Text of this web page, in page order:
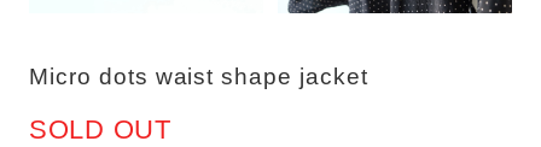
Micro dots waist shape jacket
SOLD OUT